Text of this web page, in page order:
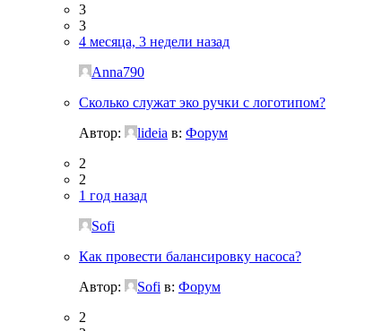
3
3
4 месяца, 3 недели назад
Anna790
Сколько служат эко ручки с логотипом?
Автор:
lideia в: Форум
2
2
1 год назад
Sofi
Как провести балансировку насоса?
Автор:
Sofi в: Форум
2